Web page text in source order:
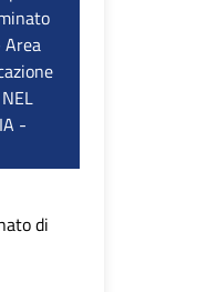
Area
-
di